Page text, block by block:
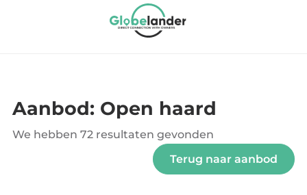
Aanbod: Open haard
We hebben 72 resultaten gevonden
Terug naar aanbod